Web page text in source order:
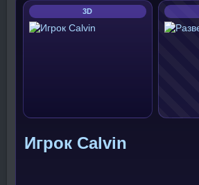
3D
Игрок Calvin